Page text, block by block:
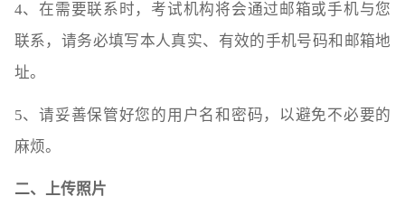
4、在需要联系时，考试机构将会通过邮箱或手机与您
联系，请务必填写本人真实、有效的手机号码和邮箱地
址。
5、请妥善保管好您的用户名和密码，以避免不必要的
麻烦。
二、上传照片